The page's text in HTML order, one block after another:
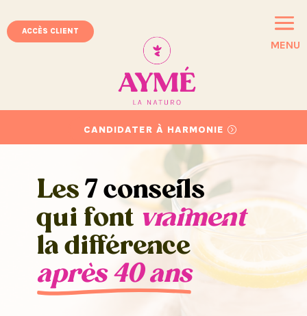
MENU
ACCÈS CLIENT
CANDIDATER À HARMONIE
Les7 conseils
qui font vraiment
la différence
après 40 ans